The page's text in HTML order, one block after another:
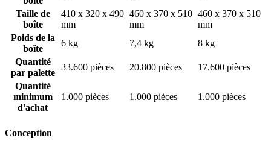
Magasins de crème glacée et cafés :
la crème glacée, du yaourt glacé ou même de petites portions
de dessert, ces pots sont polyvalents et élégants pour tout
commerce de friandises glacées.
Choisissez Limepack pour des
qualité qui non seulement valorisent vos produits, mais augmentent
également la visibilité de votre marque et offrent une expérience
client exceptionnelle.
Des pots à glace personnalisés flexibles et
abordables pour toutes les entreprises
Taille de
boîte
410 x 320 x 490
mm
460 x 370 x 510
mm
460 x 370 x 510
mm
Poids de la
boîte
6 kg 7,4 kg
8 kg
Quantité
par palette
33.600 pièces 20.800 pièces
17.600 pièces
Quantité
minimum
d'achat
1.000 pièces 1.000 pièces 1.000 pièces
Conception